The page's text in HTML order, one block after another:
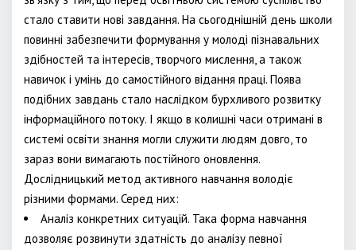
стало ставити нові завдання. На сьогоднішній день школи
повинні забезпечити формування у молоді пізнавальних
здібностей та інтересів, творчого мислення, а також
навичок і умінь до самостійного відання праці. Поява
подібних завдань стало наслідком бурхливого розвитку
інформаційного потоку. І якщо в колишні часи отримані в
системі освіти знання могли служити людям довго, то
зараз вони вимагають постійного оновлення.
Дослідницький метод активного навчання володіє
різними формами. Серед них:
Аналіз конкретних ситуацій. Така форма навчання
дозволяє розвинути здатність до аналізу певної